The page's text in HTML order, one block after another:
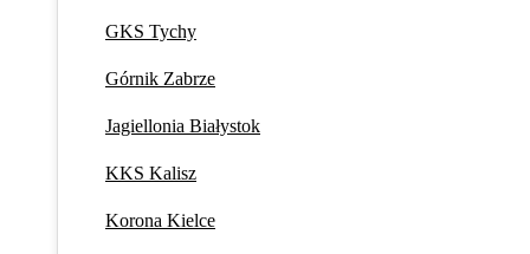
GKS Tychy
Górnik Zabrze
Jagiellonia Białystok
KKS Kalisz
Korona Kielce